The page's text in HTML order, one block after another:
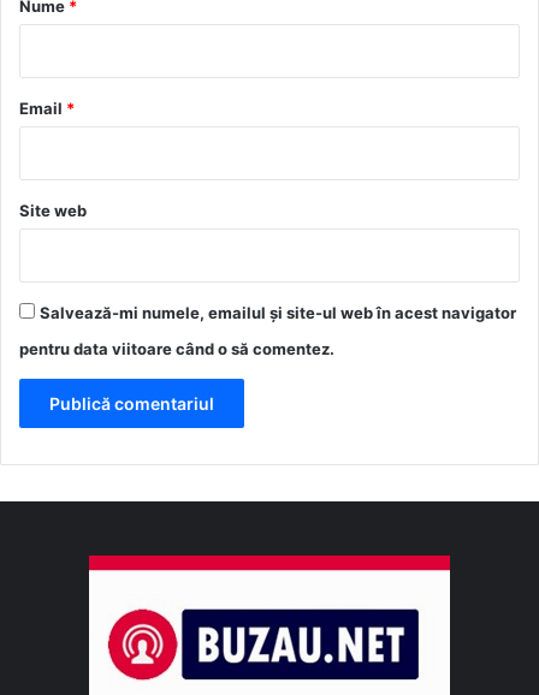
*
Nume *
Email *
Site web
Salvează-mi numele, emailul și site-ul web în acest navigator
pentru data viitoare când o să comentez.